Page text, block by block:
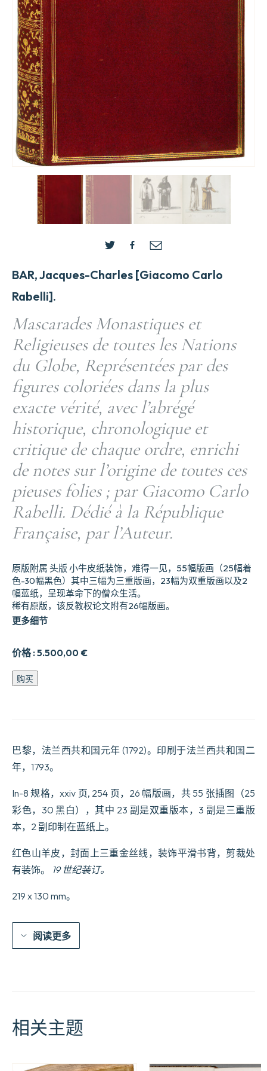
BAR, Jacques-Charles [Giacomo Carlo
Rabelli].
Mascarades Monastiques et
Religieuses de toutes les Nations
du Globe, Représentées par des
figures coloriées dans la plus
exacte vérité, avec l’abrégé
historique, chronologique et
critique de chaque ordre, enrichi
de notes sur l’origine de toutes ces
pieuses folies ; par Giacomo Carlo
Rabelli. Dédié à la République
Française, par l’Auteur.
价格 :5.500,00 €
原版附属 头版 小牛皮纸装饰，难得一见，55幅版画（25幅着
色-30幅黑色）其中三幅为三重版画，23幅为双重版画以及2
幅蓝纸，呈现革命下的僧众生活。
稀有原版，该反教权论文附有26幅版画。
更多细节
Mascarades
Monastiques
Nations
du
Globe,
par
des
figures
coloriées
la
plus
exacte
avec
l’abrégé
chronologique
critique
sur
l’origine
购买
巴黎，法兰西共和国元年 (1792)。印刷于法兰西共和国二
年，1793。
In-8 规格，xxiv 页, 254 页，26 幅版画，共 55 张插图（25
彩色，30 黑白），其中 23 副是双重版本，3 副是三重版
本，2 副印制在蓝纸上。
红色山羊皮，封面上三重金丝线，装饰平滑书背，剪裁处
有装饰。
19 世纪装订。
219 x 130 mm。
阅读更多
相关主题